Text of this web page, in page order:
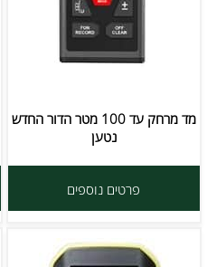
מד מרחק עד 100 מטר הדור החדש
נטען
פרטים נוספים